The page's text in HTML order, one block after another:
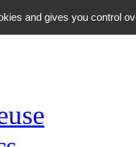
and gives you control